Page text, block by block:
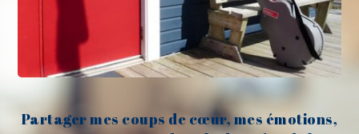
Partager mes coups de cœur, mes émotions,